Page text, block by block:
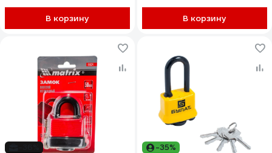
В корзину В корзину
-35%